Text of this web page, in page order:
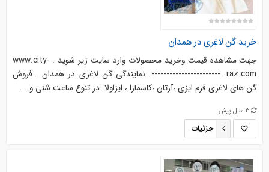
خرید گن لاغری در همدان
جهت مشاهده قیمت وخرید محصولات وارد سایت زیر شوید . www.city-
raz.com. -----------------------. نمایندگی گن لاغری در همدان . فروش
گن های لاغری فرم ایزی ،آرتان ،کاسمارا ، ایزاولا. در تنوع ساعت شنی و ...
3 سال پیش
جزئیات